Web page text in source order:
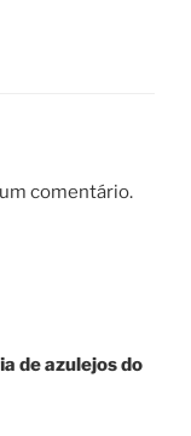
comentário.
de azulejos do